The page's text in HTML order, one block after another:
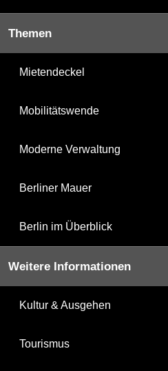
Themen
Mietendeckel
Mobilitätswende
Moderne Verwaltung
Berliner Mauer
Berlin im Überblick
Weitere Informationen
Kultur & Ausgehen
Tourismus